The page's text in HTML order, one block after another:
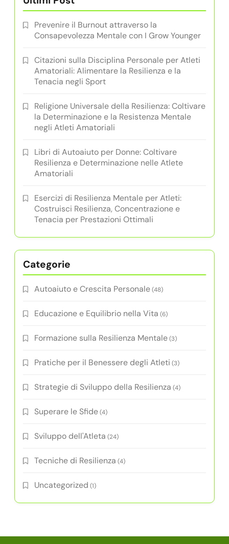
Prevenire il Burnout attraverso la
Consapevolezza Mentale con I Grow Younger
Citazioni sulla Disciplina Personale per Atleti
Amatoriali: Alimentare la Resilienza e la
Tenacia negli Sport
Religione Universale della Resilienza: Coltivare
la Determinazione e la Resistenza Mentale
negli Atleti Amatoriali
Libri di Autoaiuto per Donne: Coltivare
Resilienza e Determinazione nelle Atlete
Amatoriali
Esercizi di Resilienza Mentale per Atleti:
Costruisci Resilienza, Concentrazione e
Tenacia per Prestazioni Ottimali
Categorie
Autoaiuto e Crescita Personale(48)
Educazione e Equilibrio nella Vita (6)
Formazione sulla Resilienza Mentale(3)
Pratiche per il Benessere degli Atleti (3)
Strategie di Sviluppo della Resilienza (4)
Superare le Sfide(4)
Sviluppo dell'Atleta (24)
Tecniche di Resilienza (4)
Uncategorized (1)